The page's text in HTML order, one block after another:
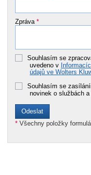
Zpráva *
Souhlasím se
uvedeno v
údajů ve Wolters
Souhlasím se
novinek o službách
* Všechny položky